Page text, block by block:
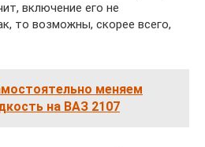
включение его не
то возможны, скорее всего,
меняем
на ВАЗ 2107